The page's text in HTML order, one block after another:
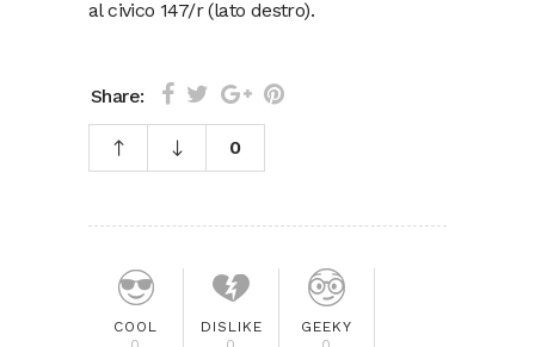
al civico 147/r (lato destro).
Share:
0
COOL
DISLIKE
GEEKY